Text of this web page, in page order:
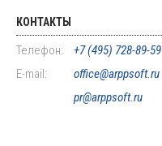
КОНТАКТЫ
Телефон:
+7 (495) 728-89-59
E-mail:
office@arppsoft.ru
pr@arppsoft.ru